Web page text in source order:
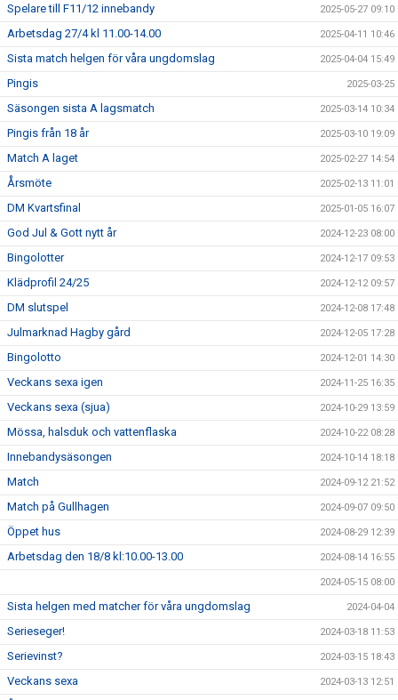
Spelare till F11/12 innebandy 2025-05-27 09:10
Arbetsdag 27/4 kl 11.00-14.00 2025-04-11 10:46
Sista match helgen för våra ungdomslag 2025-04-04 15:49
Pingis 2025-03-25
Säsongen sista A lagsmatch 2025-03-14 10:34
Pingis från 18 år 2025-03-10 19:09
Match A laget 2025-02-27 14:54
Årsmöte 2025-02-13 11:01
DM Kvartsfinal 2025-01-05 16:07
God Jul & Gott nytt år 2024-12-23 08:00
Bingolotter 2024-12-17 09:53
Klädprofil 24/25 2024-12-12 09:57
DM slutspel 2024-12-08 17:48
Julmarknad Hagby gård 2024-12-05 17:28
Bingolotto 2024-12-01 14:30
Veckans sexa igen 2024-11-25 16:35
Veckans sexa (sjua) 2024-10-29 13:59
Mössa, halsduk och vattenflaska 2024-10-22 08:28
Innebandysäsongen 2024-10-14 18:18
Match 2024-09-12 21:52
Match på Gullhagen 2024-09-07 09:50
Öppet hus 2024-08-29 12:39
Arbetsdag den 18/8 kl:10.00-13.00 2024-08-14 16:55
2024-05-15 08:00
Sista helgen med matcher för våra ungdomslag 2024-04-04
Serieseger! 2024-03-18 11:53
Serievinst? 2024-03-15 18:43
Veckans sexa 2024-03-13 12:51